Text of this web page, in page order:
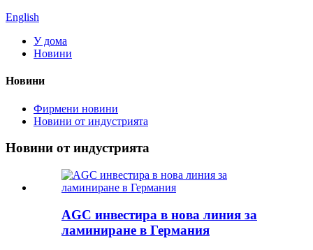
English
У дома
Новини
Новини
Фирмени новини
Новини от индустрията
Новини от индустрията
AGC инвестира в нова линия за
ламиниране в Германия